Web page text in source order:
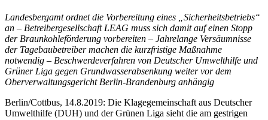
Landesbergamt ordnet die Vorbereitung eines „Sicherheitsbetriebs“
an – Betreibergesellschaft LEAG muss sich damit auf einen Stopp
der Braunkohleförderung vorbereiten – Jahrelange Versäumnisse
der Tagebaubetreiber machen die kurzfristige Maßnahme
notwendig – Beschwerdeverfahren von Deutscher Umwelthilfe und
Grüner Liga gegen Grundwasserabsenkung weiter vor dem
Oberverwaltungsgericht Berlin-Brandenburg anhängig
Berlin/Cottbus, 14.8.2019: Die Klagegemeinschaft aus Deutscher
Umwelthilfe (DUH) und der Grünen Liga sieht die am gestrigen